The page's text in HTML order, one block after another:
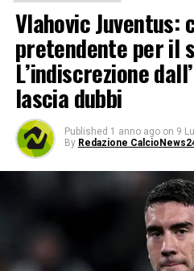
Vlahovic Juventus:
pretendente per il
L’indiscrezione
lascia dubbi
Published 1 anno ago on 9
By Redazione